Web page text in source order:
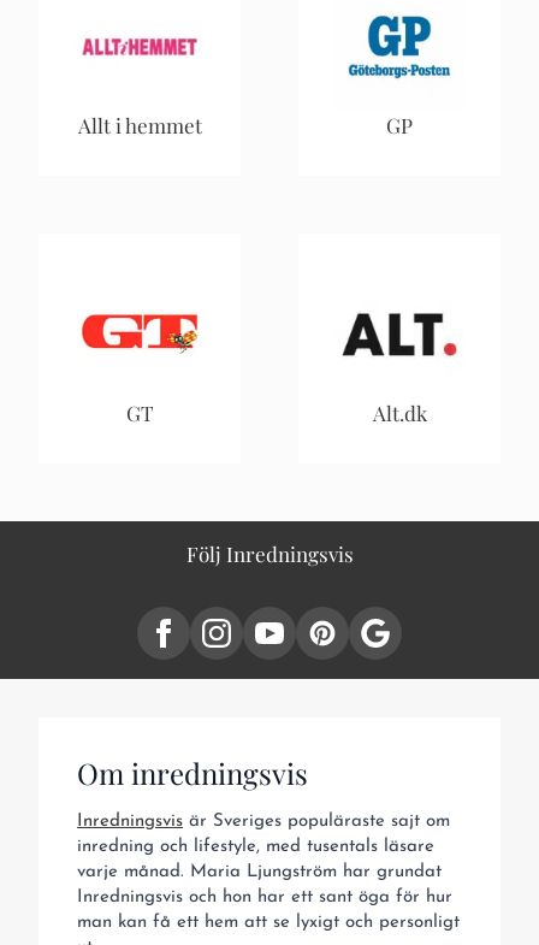
Allt i hemmet GP
GT Alt.dk
Följ Inredningsvis
Om inredningsvis
Inredningsvis är Sveriges populäraste sajt om
inredning och lifestyle, med tusentals läsare
varje månad. Maria Ljungström har grundat
Inredningsvis och hon har ett sant öga för hur
man kan få ett hem att se lyxigt och personligt